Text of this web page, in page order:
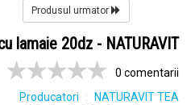
Produsul urmator
lamaie 20dz - NATURAVIT
0 comentarii
Producatori
NATURAVIT TEA